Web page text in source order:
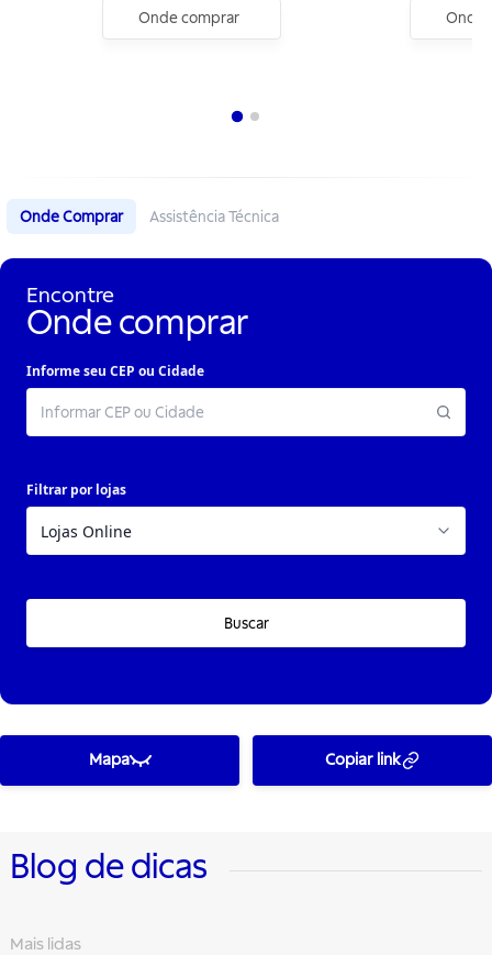
Onde comprar Onde
Onde Comprar Assistência Técnica
Encontre
Onde comprar
Informe seu CEP ou Cidade
Filtrar por lojas
Buscar
Mapa Copiar link
Blog de dicas
Mais lidas